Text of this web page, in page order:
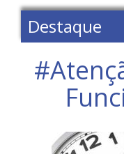
Destaque